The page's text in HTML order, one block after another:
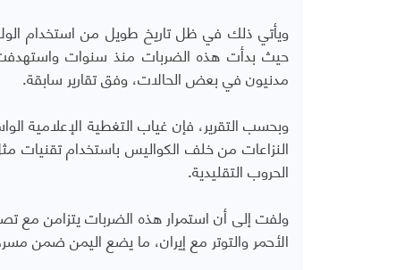
ويأتي ذلك في ظل تاريخ طويل من استخدام
حيث بدأت هذه الضربات منذ سنوات
مدنيون في بعض الحالات، وفق تقارير سابقة.
وبحسب التقرير، فإن غياب التغطية الإعلامية
النزاعات من خلف الكواليس باستخدام
الحروب التقليدية.
ولفت إلى أن استمرار هذه الضربات يتزامن مع
الأحمر والتوتر مع إيران، ما يضع اليمن ضمن